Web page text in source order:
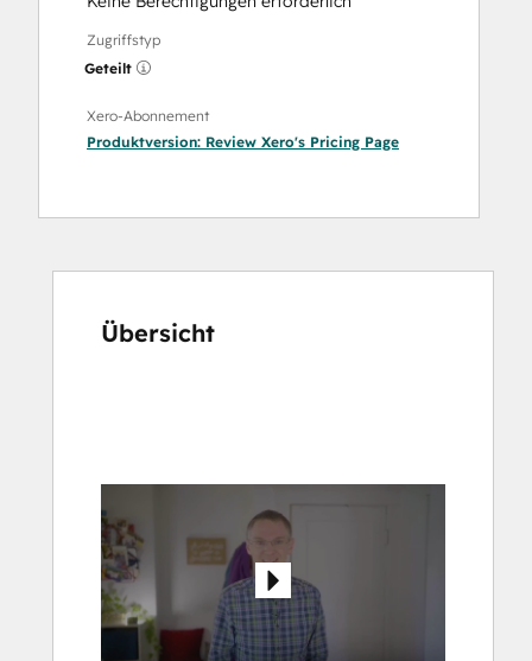
Zugriffstyp
Geteilt
Xero-Abonnement
Produktversion: Review Xero's Pricing Page
Übersicht
andere
Elemente
anzuzeigen